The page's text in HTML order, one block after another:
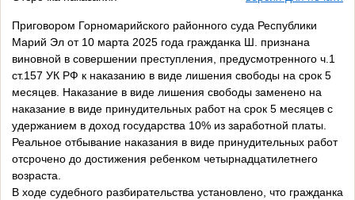
Приговором Горномарийского районного суда Республики
Марий Эл от 10 марта 2025 года гражданка Ш. признана
виновной в совершении преступления, предусмотренного ч.1
ст.157 УК РФ к наказанию в виде лишения свободы на срок 5
месяцев. Наказание в виде лишения свободы заменено на
наказание в виде принудительных работ на срок 5 месяцев с
удержанием в доход государства 10% из заработной платы.
Реальное отбывание наказания в виде принудительных работ
отсрочено до достижения ребенком четырнадцатилетнего
возраста.
В ходе судебного разбирательства установлено, что гражданка